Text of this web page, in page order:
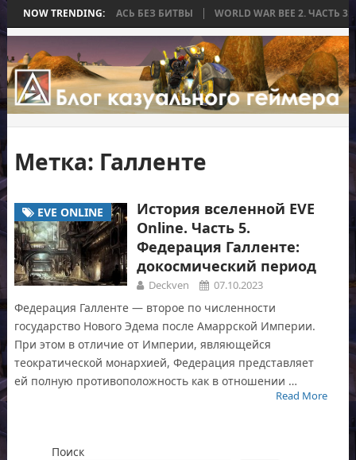
NOW TRENDING:
КОТОРАЯ ЗАКОНЧИЛАСЬ БЕЗ БИТВЫ WORLD WAR BEE 2.
Метка: Галленте
EVE ONLINE
История вселенной EVE
Online. Часть 5.
Федерация Галленте:
докосмический период
Deckven 07.10.2023
Федерация Галленте — второе по численности
государство Нового Эдема после Амаррской Империи.
При этом в отличие от Империи, являющейся
теократической монархией, Федерация представляет
ей полную противоположность как в отношении …
Read More
Поиск